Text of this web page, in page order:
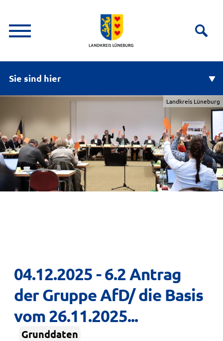
Sie sind hier
Landkreis Lüneburg
04.12.2025 - 6.2 Antrag
der Gruppe AfD/ die Basis
vom 26.11.2025...
Grunddaten